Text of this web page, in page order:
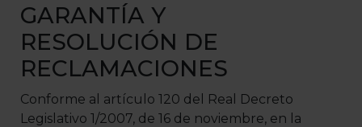
GARANTÍA Y
RESOLUCIÓN DE
RECLAMACIONES
Conforme al artículo 120 del Real Decreto
Legislativo 1/2007, de 16 de noviembre, en la